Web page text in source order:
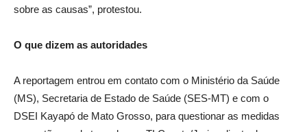
sobre as causas”, protestou.
O que dizem as autoridades
A reportagem entrou em contato com o Ministério da Saúde
(MS), Secretaria de Estado de Saúde (SES-MT) e com o
DSEI Kayapó de Mato Grosso, para questionar as medidas